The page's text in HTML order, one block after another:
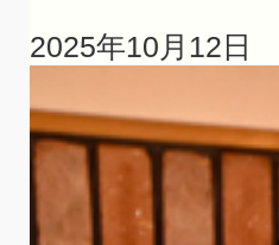
2025年10月12日